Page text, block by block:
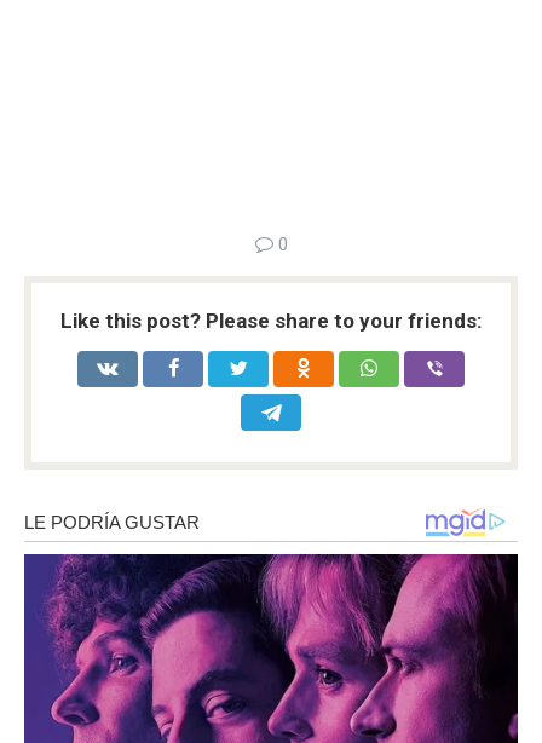
0
Like this post? Please share to your friends: